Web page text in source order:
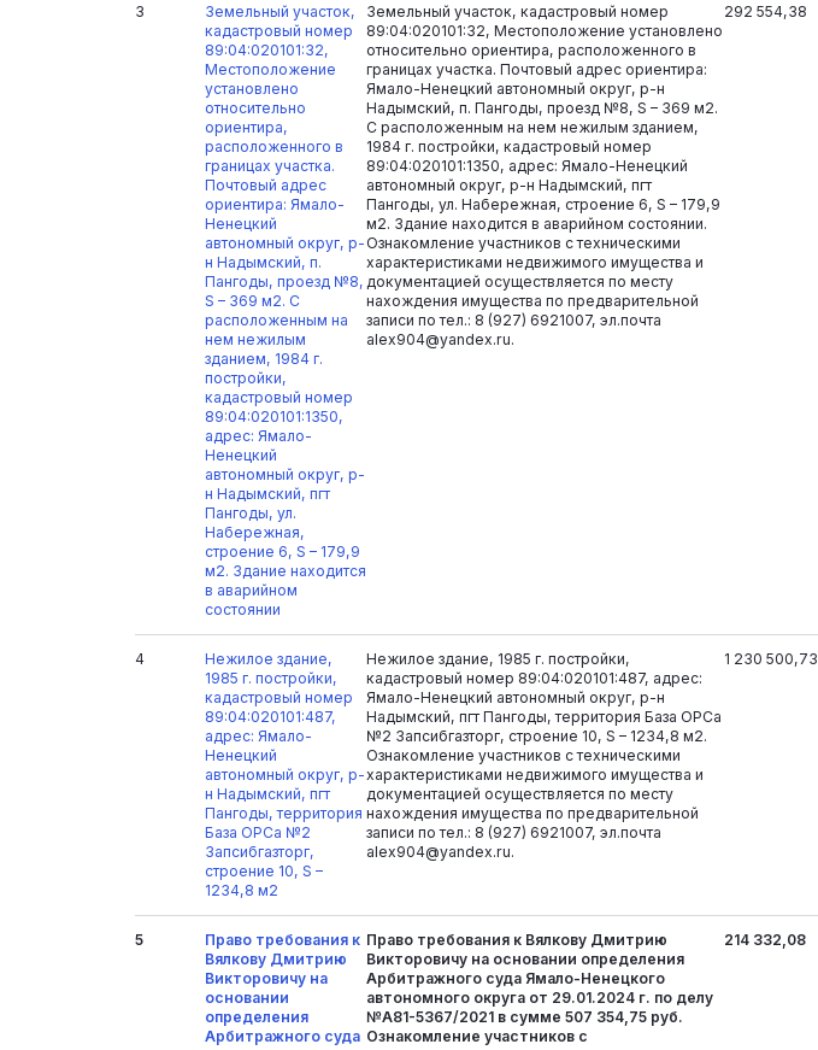
3
Земельный участок,
кадастровый номер
89:04:020101:32,
Местоположение
установлено
относительно
ориентира,
расположенного в
границах участка.
Почтовый адрес
ориентира: Ямало-
Ненецкий
автономный округ, р-
н Надымский, п.
Пангоды, проезд №8,
S – 369 м2. С
расположенным на
нем нежилым
зданием, 1984 г.
постройки,
кадастровый номер
89:04:020101:1350,
адрес: Ямало-
Ненецкий
автономный округ, р-
н Надымский, пгт
Пангоды, ул.
Набережная,
строение 6, S – 179,9
м2. Здание находится
в аварийном
состоянии
Земельный участок, кадастровый номер
89:04:020101:32, Местоположение установлено
относительно ориентира, расположенного в
границах участка. Почтовый адрес ориентира:
Ямало-Ненецкий автономный округ, р-н
Надымский, п. Пангоды, проезд №8, S – 369 м2.
С расположенным на нем нежилым зданием,
1984 г. постройки, кадастровый номер
89:04:020101:1350, адрес: Ямало-Ненецкий
автономный округ, р-н Надымский, пгт
Пангоды, ул. Набережная, строение 6, S – 179,9
м2. Здание находится в аварийном состоянии.
Ознакомление участников с техническими
характеристиками недвижимого имущества и
документацией осуществляется по месту
нахождения имущества по предварительной
записи по тел.: 8 (927) 6921007, эл.почта
alex904@yandex.ru.
292 554,38
4
Нежилое здание,
1985 г. постройки,
кадастровый номер
89:04:020101:487,
адрес: Ямало-
Ненецкий
автономный округ, р-
н Надымский, пгт
Пангоды, территория
База ОРСа №2
Запсибгазторг,
строение 10, S –
1234,8 м2
Нежилое здание, 1985 г. постройки,
кадастровый номер 89:04:020101:487, адрес:
Ямало-Ненецкий автономный округ, р-н
Надымский, пгт Пангоды, территория База ОРСа
№2 Запсибгазторг, строение 10, S – 1234,8 м2.
Ознакомление участников с техническими
характеристиками недвижимого имущества и
документацией осуществляется по месту
нахождения имущества по предварительной
записи по тел.: 8 (927) 6921007, эл.почта
alex904@yandex.ru.
1 230 500,73
5
Право требования к
Вялкову Дмитрию
Викторовичу на
основании
определения
Арбитражного суда
Право требования к Вялкову Дмитрию
Викторовичу на основании определения
Арбитражного суда Ямало-Ненецкого
автономного округа от 29.01.2024 г. по делу
№А81-5367/2021 в сумме 507 354,75 руб.
Ознакомление участников с
214 332,08